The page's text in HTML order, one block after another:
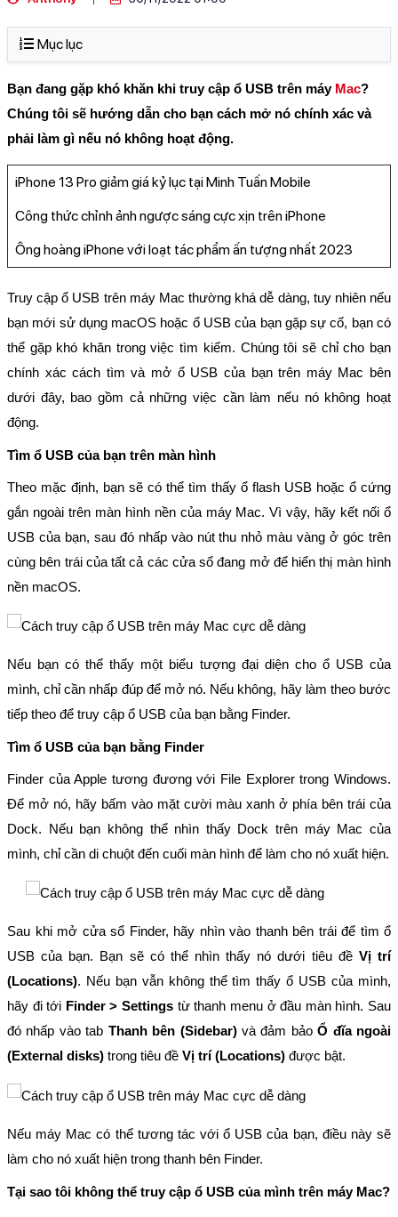
Mục lục
Bạn đang gặp khó khăn khi truy cập ổ USB trên máy Mac?
Chúng tôi sẽ hướng dẫn cho bạn cách mở nó chính xác và
phải làm gì nếu nó không hoạt động.
iPhone 13 Pro giảm giá kỷ lục tại Minh Tuấn Mobile
Công thức chỉnh ảnh ngược sáng cực xịn trên iPhone
Ông hoàng iPhone với loạt tác phẩm ấn tượng nhất 2023
Truy cập ổ USB trên máy Mac thường khá dễ dàng, tuy nhiên nếu
bạn mới sử dụng macOS hoặc ổ USB của bạn gặp sự cố, bạn có
thể gặp khó khăn trong việc tìm kiếm. Chúng tôi sẽ chỉ cho bạn
chính xác cách tìm và mở ổ USB của bạn trên máy Mac bên
dưới đây, bao gồm cả những việc cần làm nếu nó không hoạt
động.
Tìm ổ USB của bạn trên màn hình
Theo mặc định, bạn sẽ có thể tìm thấy ổ flash USB hoặc ổ cứng
gắn ngoài trên màn hình nền của máy Mac. Vì vậy, hãy kết nối ổ
USB của bạn, sau đó nhấp vào nút thu nhỏ màu vàng ở góc trên
cùng bên trái của tất cả các cửa sổ đang mở để hiển thị màn hình
nền macOS.
Nếu bạn có thể thấy một biểu tượng đại diện cho ổ USB của
mình, chỉ cần nhấp đúp để mở nó. Nếu không, hãy làm theo bước
tiếp theo để truy cập ổ USB của bạn bằng Finder.
Tìm ổ USB của bạn bằng Finder
Finder của Apple tương đương với File Explorer trong Windows.
Để mở nó, hãy bấm vào mặt cười màu xanh ở phía bên trái của
Dock. Nếu bạn không thể nhìn thấy Dock trên máy Mac của
mình, chỉ cần di chuột đến cuối màn hình để làm cho nó xuất hiện.
Sau khi mở cửa sổ Finder, hãy nhìn vào thanh bên trái để tìm ổ
USB của bạn. Bạn sẽ có thể nhìn thấy nó dưới tiêu đề Vị trí
(Locations). Nếu bạn vẫn không thể tìm thấy ổ USB của mình,
hãy đi tới Finder > Settings từ thanh menu ở đầu màn hình. Sau
đó nhấp vào tab Thanh bên (Sidebar)và đảm bảoỔ đĩa ngoài
(External disks) trong tiêu đề Vị trí (Locations) được bật.
Nếu máy Mac có thể tương tác với ổ USB của bạn, điều này sẽ
làm cho nó xuất hiện trong thanh bên Finder.
Tại sao tôi không thể truy cập ổ USB của mình trên máy Mac?